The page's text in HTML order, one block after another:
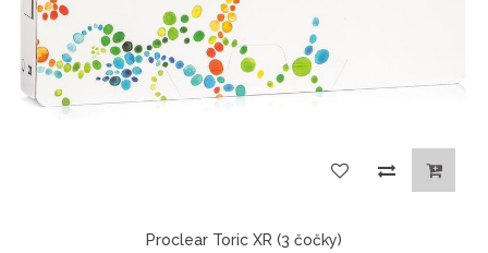
Proclear Toric XR (3 čočky)